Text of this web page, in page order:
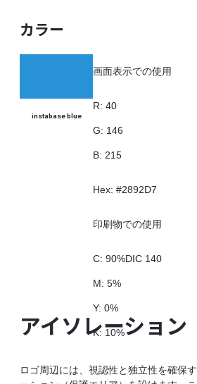
カラー
instabase blue
画面表示での使用
R: 40
G: 146
B: 215
Hex: #2892D7
印刷物での使用
C: 90%
M: 5%
Y: 0%
K: 10%
DIC 140
アイソレーション
ロゴ周辺には、視認性と独立性を確保